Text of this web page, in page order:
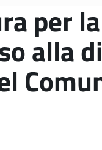
per
alla